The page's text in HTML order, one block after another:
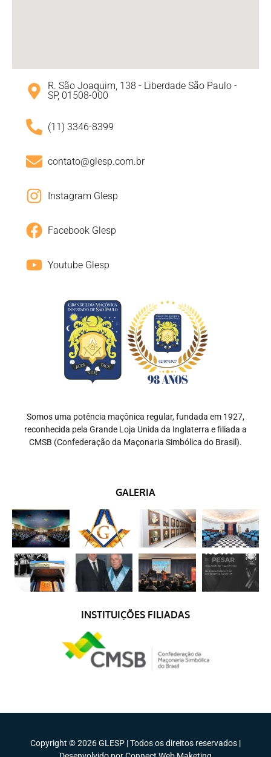
R. São Joaquim, 138 - Liberdade São Paulo -
SP, 01508-000
(11) 3346-8399
contato@glesp.com.br
Instagram Glesp
Facebook Glesp
Youtube Glesp
Somos uma potência maçônica regular, fundada em 1927,
reconhecida pela Grande Loja Unida da Inglaterra e filiada a
CMSB (Confederação da Maçonaria Simbólica do Brasil).
GALERIA
INSTITUIÇÕES FILIADAS
Copyright © 2026 GLESP | Todos os direitos reservados |